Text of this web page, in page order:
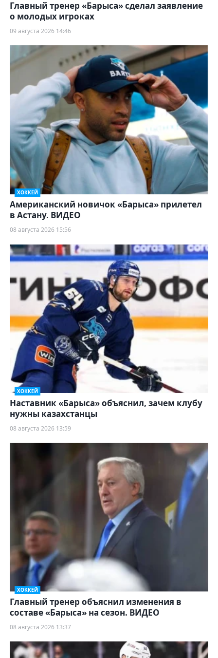
Главный тренер «Барыса» сделал заявление
о молодых игроках
09 августа 2026 14:46
ХОККЕЙ
Американский новичок «Барыса» прилетел
в Астану. ВИДЕО
08 августа 2026 15:56
ХОККЕЙ
Наставник «Барыса» объяснил, зачем клубу
нужны казахстанцы
08 августа 2026 13:59
ХОККЕЙ
Главный тренер объяснил изменения в
составе «Барыса» на сезон. ВИДЕО
08 августа 2026 13:37